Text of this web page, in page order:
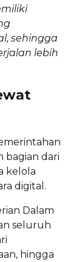
sehingga
lebih
bagian dari
kelola
digital.
Dalam
seluruh
hingga